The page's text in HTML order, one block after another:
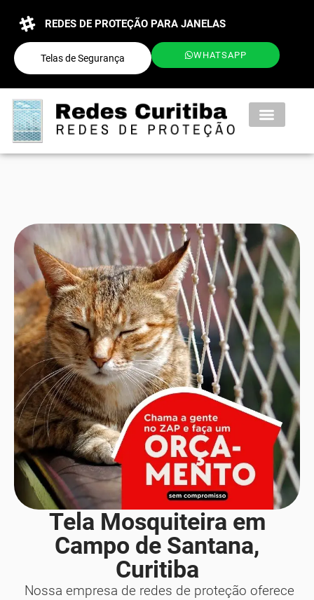
REDES DE PROTEÇÃO PARA JANELAS
Telas de Segurança WHATSAPP
Tela Mosquiteira em
Campo de Santana,
Curitiba
Nossa empresa de redes de proteção oferece